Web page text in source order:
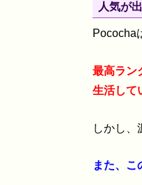
人気が
Pococha
最高ラン
生活して
しかし、
また、こ